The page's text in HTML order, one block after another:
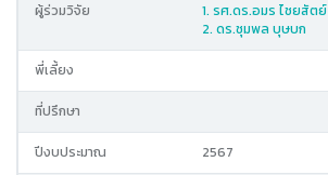
ผู้ร่วมวิจัย
1. รศ.ดร.อมร ไชยสัตย์
2. ดร.ชุมพล บุษบก
พี่เลี้ยง
ที่ปรึกษา
ปีงบประมาณ 2567